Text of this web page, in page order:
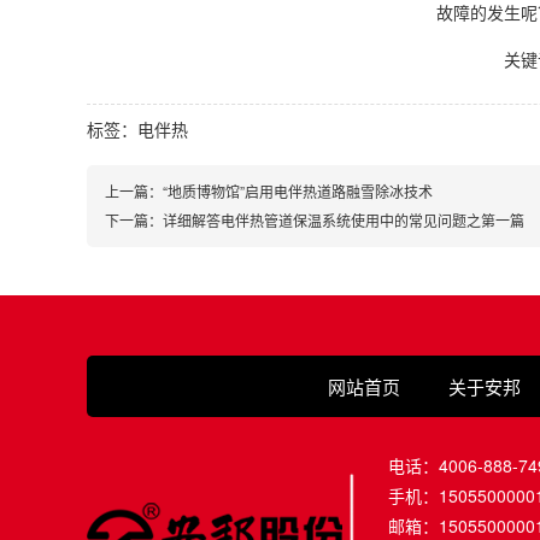
故障的发生
关键
标签： 电伴热
上一篇：“地质博物馆”启用电伴热道路融雪除冰技术
下一篇：详细解答电伴热管道保温系统使用中的常见问题之第一篇
网站首页 关于安邦
电话：4006-888-
手机：
邮箱：